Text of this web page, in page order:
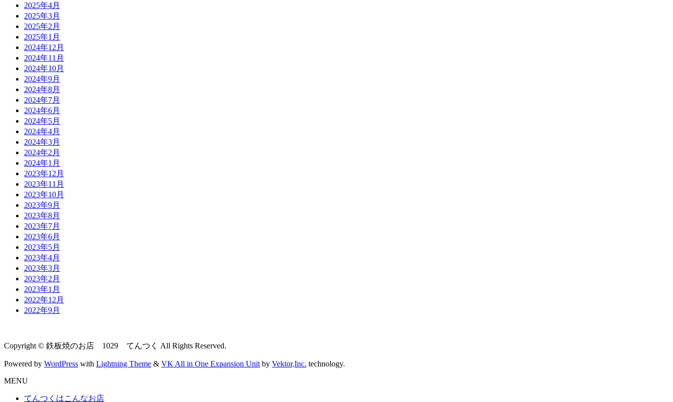
2025年4月
2025年3月
2025年2月
2025年1月
2024年12月
2024年11月
2024年10月
2024年9月
2024年8月
2024年7月
2024年6月
2024年5月
2024年4月
2024年3月
2024年2月
2024年1月
2023年12月
2023年11月
2023年10月
2023年9月
2023年8月
2023年7月
2023年6月
2023年5月
2023年4月
2023年3月
2023年2月
2023年1月
2022年12月
2022年9月
Copyright © 鉄板焼のお店 1029 てんつく All Rights Reserved.
Powered by WordPress with Lightning Theme & VK All in One Expansion Unit by Vektor,Inc. technology.
MENU
てんつくはこんなお店